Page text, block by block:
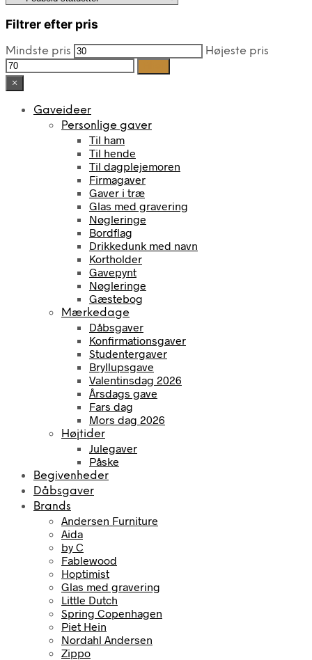
Filtrer efter pris
Mindste pris Højeste pris
×
Gaveideer
Personlige gaver
Til ham
Til hende
Til dagplejemoren
Firmagaver
Gaver i træ
Glas med gravering
Nøgleringe
Bordflag
Drikkedunk med navn
Kortholder
Gavepynt
Nøgleringe
Gæstebog
Mærkedage
Dåbsgaver
Konfirmationsgaver
Studentergaver
Bryllupsgave
Valentinsdag 2026
Årsdags gave
Fars dag
Mors dag 2026
Højtider
Julegaver
Påske
Begivenheder
Dåbsgaver
Brands
Andersen Furniture
Aida
by C
Fablewood
Hoptimist
Glas med gravering
Little Dutch
Spring Copenhagen
Piet Hein
Nordahl Andersen
Zippo